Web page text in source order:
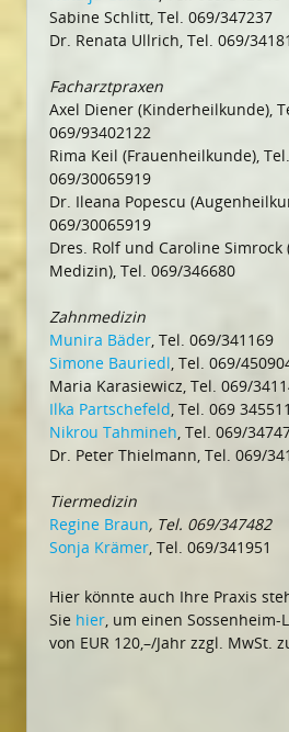
Sabine Schlitt, Tel. 069/347237
Dr. Renata Ullrich, Tel. 069/
Facharztpraxen
Axel Diener (Kinderheilkunde),
069/93402122
Rima Keil (Frauenheilkunde), Tel.
069/30065919
Dr. Ileana Popescu
069/30065919
Dres. Rolf und Caroline Simrock
Medizin), Tel. 069/346680
Zahnmedizin
Munira Bäder , Tel. 069/341169
Simone Bauriedl , Tel. 069/
Maria Karasiewicz, Tel. 069/
Ilka Partschefeld , Tel. 069 345511
Nikrou Tahmineh , Tel. 069/
Dr. Peter Thielmann, Tel. 069/
Tiermedizin
Regine Braun, Tel. 069/347482
Sonja Krämer , Tel. 069/341951
Hier könnte auch Ihre Praxis
Sie hier , um einen Sossenheim-
von EUR 120,–/Jahr zzgl. MwSt.